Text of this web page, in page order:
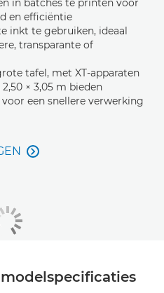
in batches te printen voor
en efficiëntie
inkt te gebruiken, ideaal
transparante of
tafel, met XT-apparaten
× 3,05 m bieden
een snellere verwerking
